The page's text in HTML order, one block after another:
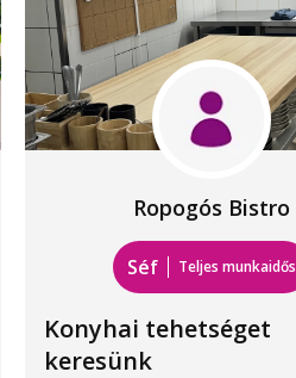
Ropogós Bistro
Séf Teljes munkaidős
Konyhai tehetséget
keresünk